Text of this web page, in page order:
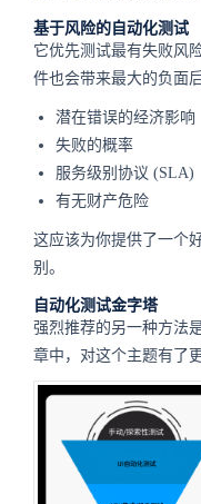
基于风险的自动化测试
它优先测试最有失败风
件也会带来最大的负面
潜在错误的经济影响
失败的概率
服务级别协议 (SLA)
有无财产危险
这应该为你提供了一个
别。
自动化测试金字塔
强烈推荐的另一种方法
章中，对这个主题有了